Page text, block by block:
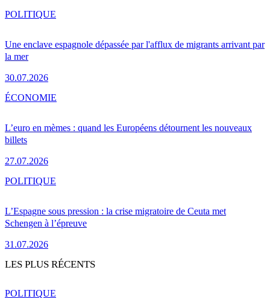
Une enclave espagnole dépassée par l'afflux de migrants arrivant par
la mer
30.07.2026
POLITIQUE
L’euro en mèmes : quand les Européens détournent les nouveaux
billets
27.07.2026
ÉCONOMIE
L’Espagne sous pression : la crise migratoire de Ceuta met
Schengen à l’épreuve
31.07.2026
POLITIQUE
LES PLUS RÉCENTS
POLITIQUE